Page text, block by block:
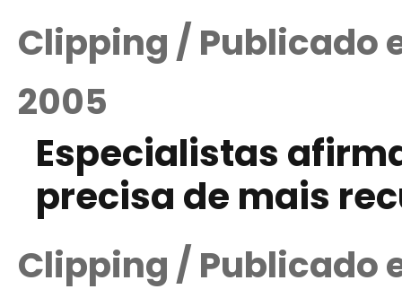
Clipping / Publicado
2005
Especialistas
precisa de mais
Clipping / Publicado